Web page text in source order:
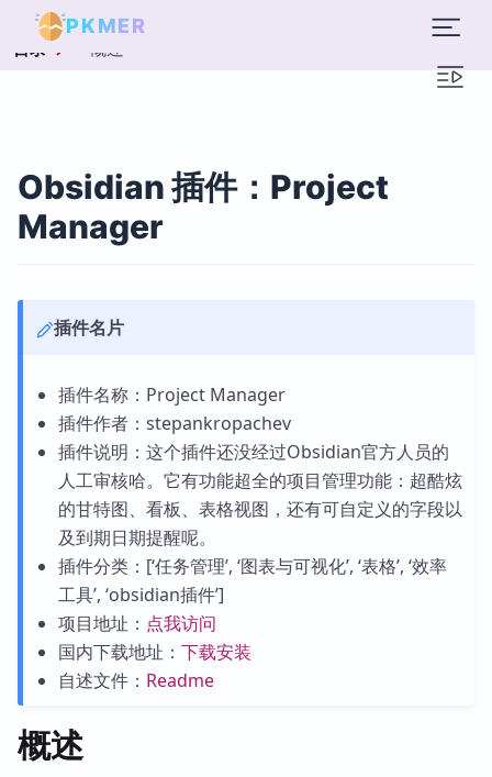
PKMER
目录 概述
Obsidian 插件：Project
Manager
插件名片
插件名称：Project Manager
插件作者：stepankropachev
插件说明：这个插件还没经过Obsidian官方人员的
人工审核哈。它有功能超全的项目管理功能：超酷炫
的甘特图、看板、表格视图，还有可自定义的字段以
及到期日期提醒呢。
插件分类：[‘任务管理’, ‘图表与可视化’, ‘表格’, ‘效率
工具’, ‘obsidian插件’]
项目地址： 点我访问
国内下载地址： 下载安装
自述文件： Readme
概述